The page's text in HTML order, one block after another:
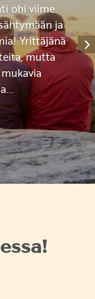
ohi viime
ja
Yrittäjänä
mutta